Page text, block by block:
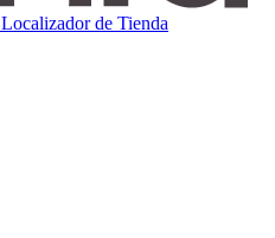
Localizador de Tienda